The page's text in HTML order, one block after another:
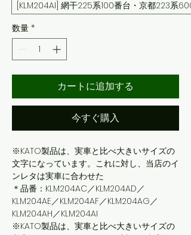
[KLM204AI] 網干225系100番台・京都223系
数量 *
カートに追加する
今すぐ購入
※KATO製品は、実車と比べ大きいサイズの
文字になっています。これに対し、当店のイ
ンレタは実車に合わせた
＊品番：KLM204AC／KLM204AD／
KLM204AE／KLM204AF／KLM204AG／
KLM204AH／KLM204AI
※KATO製品は、実車と比べ大きいサイズの